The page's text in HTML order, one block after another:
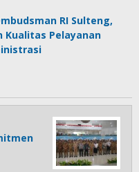
RI Sulteng,
Pelayanan